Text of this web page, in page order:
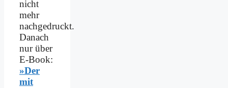
nicht
mehr
nachgedruckt.
Danach
nur über
E-Book:
»Der
mit